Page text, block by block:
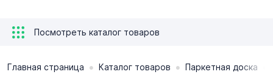
Посмотреть каталог товаров
Главная страница • Каталог товаров • Паркетная доска